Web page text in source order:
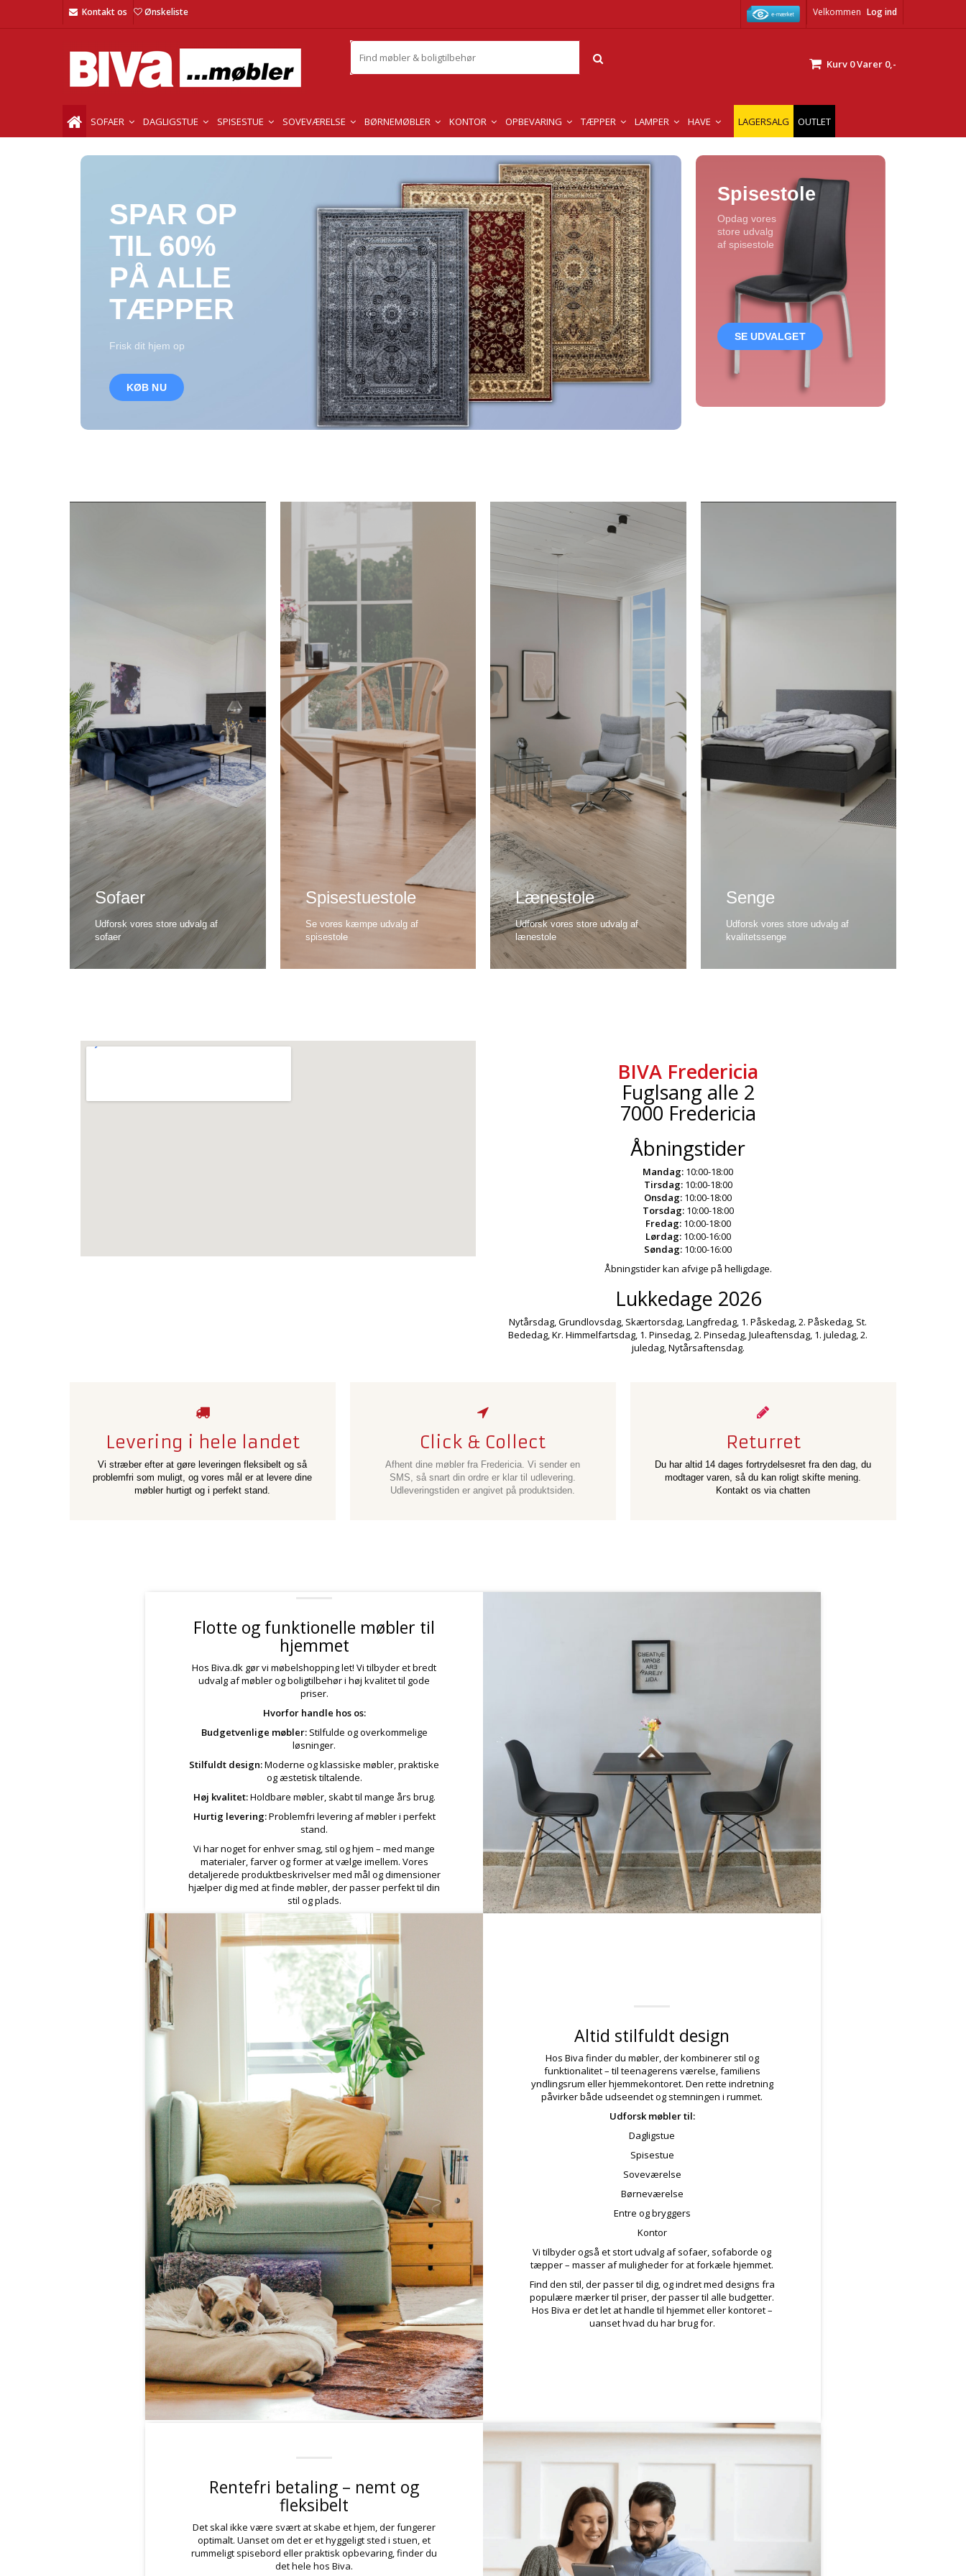
Velkommen Log ind
Kontakt os Ønskeliste
Kurv 0Varer 0,-
SOFAER DAGLIGSTUE SPISESTUE SOVEVÆRELSE BØRNEMØBLER KONTOR OPBEVARING TÆPPER LAMPER HAVE LAGERSALG OUTLET
SPAR OP
TIL 60%
PÅ ALLE
TÆPPER
Frisk dit hjem op
KØB NU
Spisestole
Opdag vores
store udvalg
af spisestole
SE UDVALGET
Sofaer
Udforsk vores store udvalg af
sofaer
Spisestuestole
Se vores kæmpe udvalg af
spisestole
Lænestole
Udforsk vores store udvalg af
lænestole
Senge
Udforsk vores store udvalg af
kvalitetssenge
BIVA Fredericia
Fuglsang alle 2
7000 Fredericia
Åbningstider
Mandag: 10:00-18:00
Tirsdag:10:00-18:00
Onsdag: 10:00-18:00
Torsdag:10:00-18:00
Fredag:10:00-18:00
Lørdag:10:00-16:00
Søndag: 10:00-16:00
Åbningstider kan afvige på helligdage.
Lukkedage 2026
Nytårsdag, Grundlovsdag, Skærtorsdag, Langfredag, 1. Påskedag, 2. Påskedag, St.
Bededag, Kr. Himmelfartsdag, 1. Pinsedag, 2. Pinsedag, Juleaftensdag, 1. juledag, 2.
juledag, Nytårsaftensdag.
Levering i hele landet
Vi stræber efter at gøre leveringen fleksibelt og så
problemfri som muligt, og vores mål er at levere dine
møbler hurtigt og i perfekt stand.
Click & Collect
Afhent dine møbler fra Fredericia. Vi sender en
SMS, så snart din ordre er klar til udlevering.
Udleveringstiden er angivet på produktsiden.
Returret
Du har altid 14 dages fortrydelsesret fra den dag, du
modtager varen, så du kan roligt skifte mening.
Kontakt os via chatten
Flotte og funktionelle møbler til
hjemmet
Hos Biva.dk gør vi møbelshopping let! Vi tilbyder et bredt
udvalg af møbler og boligtilbehør i høj kvalitet til gode
priser.
Hvorfor handle hos os:
Budgetvenlige møbler:Stilfulde og overkommelige
løsninger.
Stilfuldt design:Moderne og klassiske møbler, praktiske
og æstetisk tiltalende.
Høj kvalitet:Holdbare møbler, skabt til mange års brug.
Hurtig levering:Problemfri levering af møbler i perfekt
stand.
Vi har noget for enhver smag, stil og hjem – med mange
materialer, farver og former at vælge imellem. Vores
detaljerede produktbeskrivelser med mål og dimensioner
hjælper dig med at finde møbler, der passer perfekt til din
stil og plads.
Altid stilfuldt design
Hos Biva finder du møbler, der kombinerer stil og
funktionalitet – til teenagerens værelse, familiens
yndlingsrum eller hjemmekontoret. Den rette indretning
påvirker både udseendet og stemningen i rummet.
Udforsk møbler til:
Dagligstue
Spisestue
Soveværelse
Børneværelse
Entre og bryggers
Kontor
Vi tilbyder også et stort udvalg af sofaer, sofaborde og
tæpper – masser af muligheder for at forkæle hjemmet.
Find den stil, der passer til dig, og indret med designs fra
populære mærker til priser, der passer til alle budgetter.
Hos Biva er det let at handle til hjemmet eller kontoret –
uanset hvad du har brug for.
Rentefri betaling – nemt og
fleksibelt
Det skal ikke være svært at skabe et hjem, der fungerer
optimalt. Uanset om det er et hyggeligt sted i stuen, et
rummeligt spisebord eller praktisk opbevaring, finder du
det hele hos Biva.